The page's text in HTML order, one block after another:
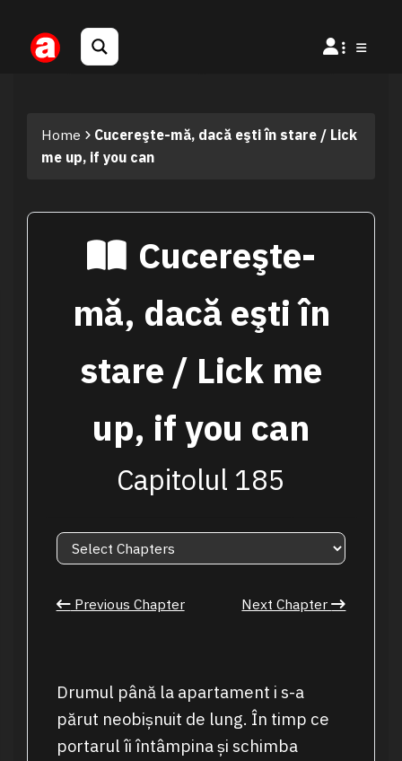
Home
Cucereşte-mă, dacă eşti în stare / Lick
me up, if you can
Cucereşte-
mă, dacă eşti în
stare / Lick me
up, if you can
Capitolul 185
Previous Chapter Next Chapter
Drumul până la apartament i s-a
părut neobișnuit de lung. În timp ce
portarul îi întâmpina și schimba